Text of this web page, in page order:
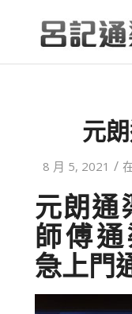
元
8 月 5, 2021 /
元朗通
師傅通
急上門